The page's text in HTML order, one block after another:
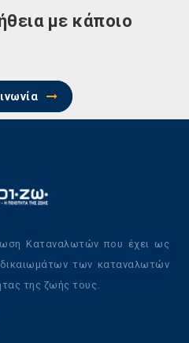
με κάποιο
Καταναλωτών που έχει ως
των καταναλωτών
της ζωής τους.